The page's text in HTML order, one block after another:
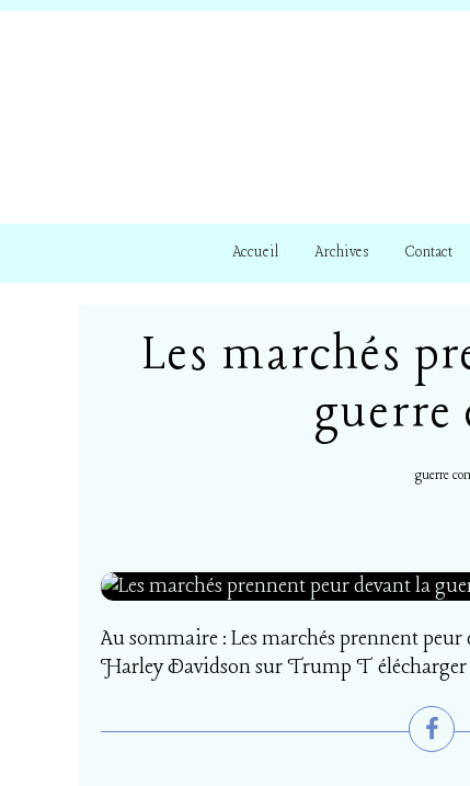
Accueil Archives Contact
Les marchés
guerre
guerre
Au sommaire : Les marchés prennent
Harley Davidson sur Trump T élécharger